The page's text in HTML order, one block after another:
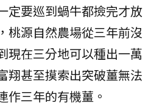
定要巡到蝸牛都撿完才放
桃源自然農場從三年前沒
現在三分地可以種出一萬
翔甚至摸索出突破薑無法
作三年的有機薑。